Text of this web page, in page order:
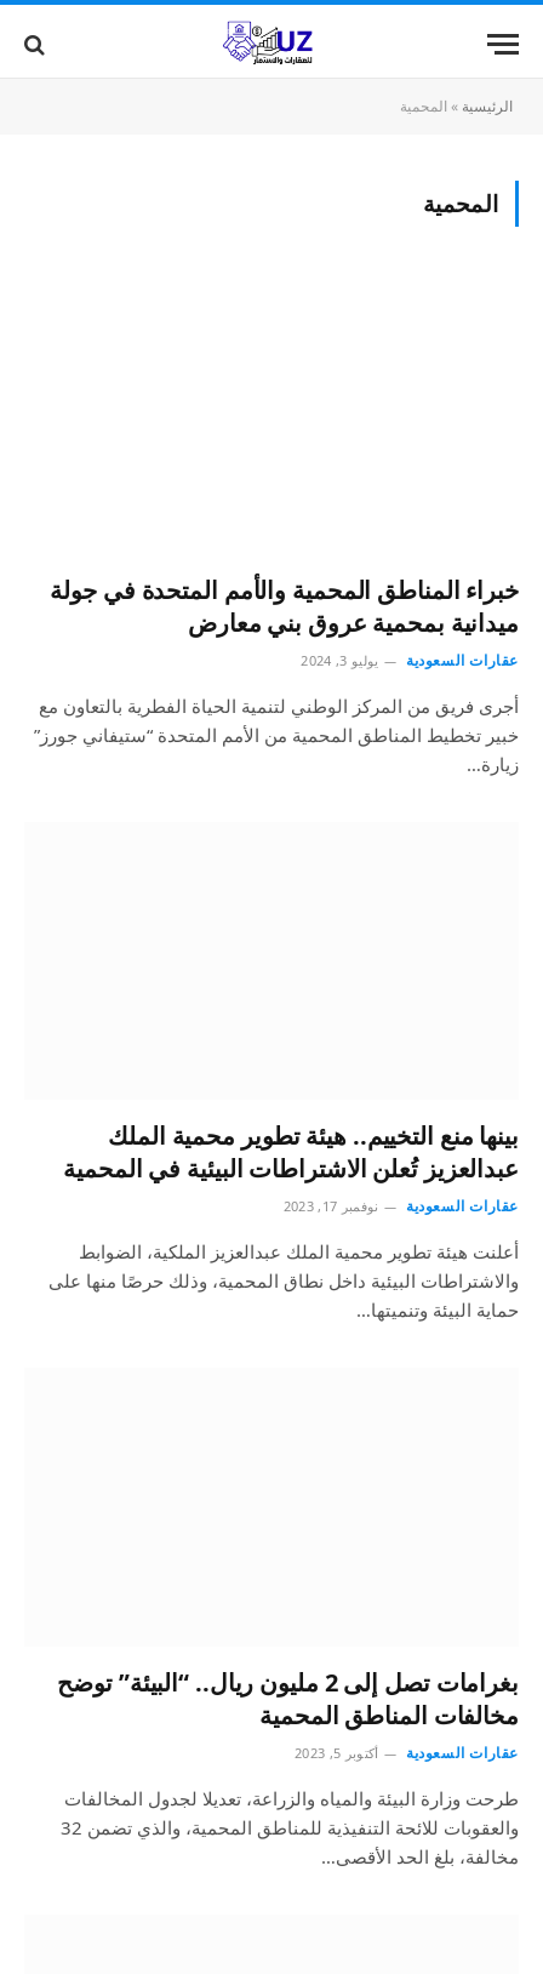
الرئيسية » المحمية
المحمية
خبراء المناطق المحمية والأمم المتحدة في جولة
ميدانية بمحمية عروق بني معارض
عقارات السعودية يوليو 3, 2024
أجرى فريق من المركز الوطني لتنمية الحياة الفطرية بالتعاون مع
خبير تخطيط المناطق المحمية من الأمم المتحدة “ستيفاني جورز”
زيارة…
بينها منع التخييم.. هيئة تطوير محمية الملك
عبدالعزيز تُعلن الاشتراطات البيئية في المحمية
عقارات السعودية نوفمبر 17, 2023
أعلنت هيئة تطوير محمية الملك عبدالعزيز الملكية، الضوابط
والاشتراطات البيئية داخل نطاق المحمية، وذلك حرصًا منها على
حماية البيئة وتنميتها…
بغرامات تصل إلى 2 مليون ريال.. “البيئة” توضح
مخالفات المناطق المحمية
عقارات السعودية أكتوبر 5, 2023
طرحت وزارة البيئة والمياه والزراعة، تعديلا لجدول المخالفات
والعقوبات للائحة التنفيذية للمناطق المحمية، والذي تضمن 32
مخالفة، بلغ الحد الأقصى…